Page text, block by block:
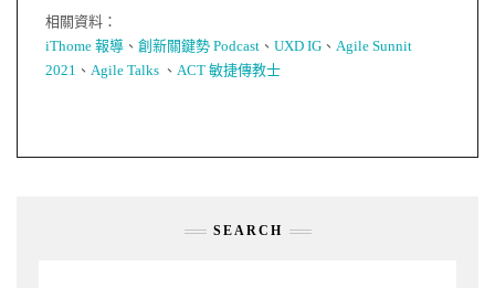
相關資料：
iThome 報導 、 創新關鍵勢 Podcast 、 UXD IG 、 Agile Sunnit
2021 、 Agile Talks 、 ACT 敏捷傳教士
SEARCH